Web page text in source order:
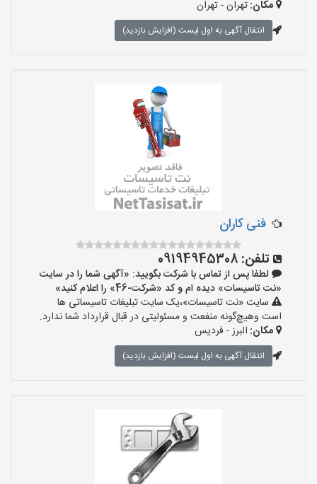
مکان:تهران - تهران
انتقال آگهی به اول لیست (افزایش بازدید)
فنی کاران
تلفن: 09194945308
لطفا پس از تماس با شرکت بگویید: «آگهی شما را در سایت
«نت تاسیسات» دیده ام و کد «شرکت-46» را اعلام کنید»
سایت «نت تاسیسات»،یک سایت تبلیغات تاسیساتی ها
است وهیچ‌گونه منفعت و مسئولیتی در قبال قرارداد شما ندارد.
مکان: البرز - فردیس
انتقال آگهی به اول لیست (افزایش بازدید)